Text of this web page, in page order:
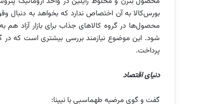
بورس‌کالا به آن اختصاص ندارد که بخواهد به دنبال
محصول‌ها در گروه کالاهای جذاب برای بازار آزاد هم
شود. این موضوع نیازمند بررسی بیشتری است که
پرداخت.
دنیای اقتصاد
گفت و گوی مرضیه طهماسبی با نیپنا: